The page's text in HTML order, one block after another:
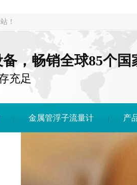
！
，畅销全球85个国
充足
金属管浮子流量计 产